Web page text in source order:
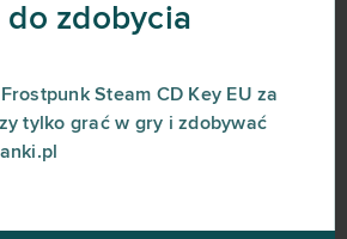
do zdobycia
Steam CD Key EU za
tylko grać w gry i zdobywać